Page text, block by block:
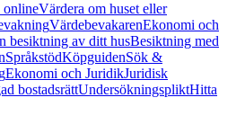
onlineVärdera om huset eller
VärdebevakarenEkonomi och
besiktning av ditt husBesiktning med
SpråkstödKöpguidenSök &
Ekonomi och JuridikJuridisk
bostadsrättUndersökningspliktHitta